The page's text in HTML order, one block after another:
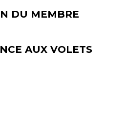
DU MEMBRE
AUX VOLETS